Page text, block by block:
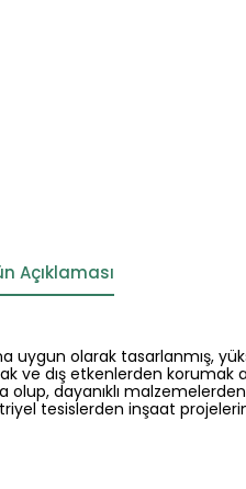
Açıklaması
uygun olarak tasarlanmış,
ve dış etkenlerden
olup, dayanıklı
tesislerden inşaat